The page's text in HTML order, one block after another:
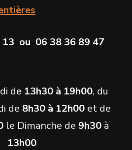
13 ou 06 38 36 89 47
de 13h30 à 19h00, du
de 8h30 à 12h00 et de
le Dimanche de 9h30à
13h00